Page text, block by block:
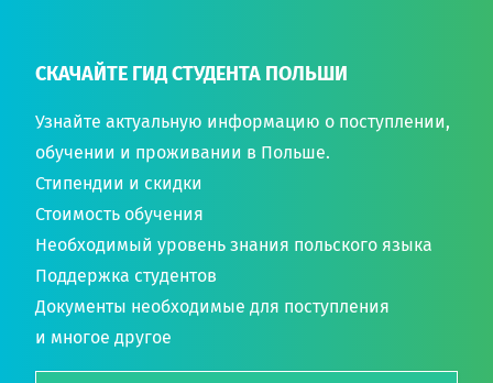
СКАЧАЙТЕ ГИД СТУДЕНТА ПОЛЬШИ
Узнайте актуальную информацию о поступлении,
обучении и проживании в Польше.
Стипендии и скидки
Стоимость обучения
Необходимый уровень знания польского языка
Поддержка студентов
Документы необходимые для поступления
и многое другое